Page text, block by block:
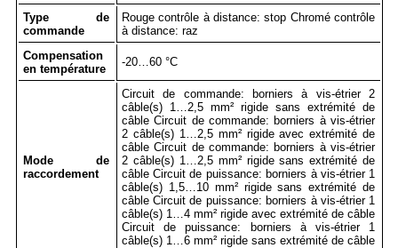
Type de
commande
Rouge contrôle à distance: stop Chromé contrôle
à distance: raz
Compensation
en température
-20…60 °C
Mode de
raccordement
Circuit de commande: borniers à vis-étrier 2
câble(s) 1…2,5 mm² rigide sans extrémité de
câble Circuit de commande: borniers à vis-étrier
2 câble(s) 1…2,5 mm² rigide avec extrémité de
câble Circuit de commande: borniers à vis-étrier
2 câble(s) 1…2,5 mm² rigide sans extrémité de
câble Circuit de puissance: borniers à vis-étrier 1
câble(s) 1,5…10 mm² rigide sans extrémité de
câble Circuit de puissance: borniers à vis-étrier 1
câble(s) 1…4 mm² rigide avec extrémité de câble
Circuit de puissance: borniers à vis-étrier 1
câble(s) 1…6 mm² rigide sans extrémité de câble